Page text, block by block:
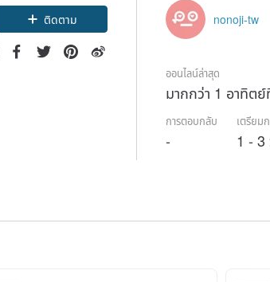
ติดตาม nonoji-tw
ออนไลน์ล่าสุด
มากกว่า 1 อาทิต
การตอบกลับ
-
เตรียม
1 - 3